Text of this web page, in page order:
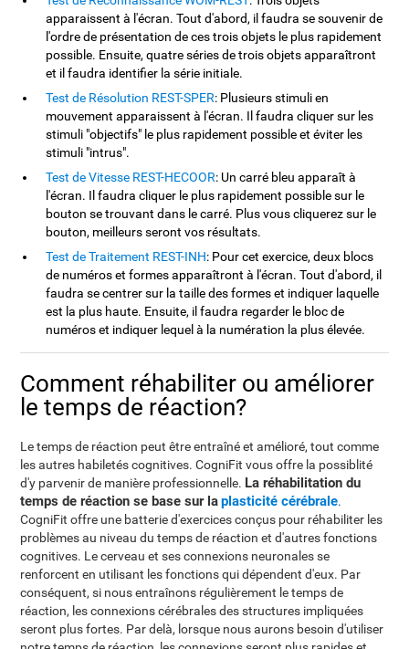
apparaissent à l'écran. Tout d'abord, il faudra se souvenir de
l'ordre de présentation de ces trois objets le plus rapidement
possible. Ensuite, quatre séries de trois objets apparaîtront
et il faudra identifier la série initiale.
Test de Résolution REST-SPER: Plusieurs stimuli en
mouvement apparaissent à l'écran. Il faudra cliquer sur les
stimuli "objectifs" le plus rapidement possible et éviter les
stimuli "intrus".
Test de Vitesse REST-HECOOR: Un carré bleu apparaît à
l'écran. Il faudra cliquer le plus rapidement possible sur le
bouton se trouvant dans le carré. Plus vous cliquerez sur le
bouton, meilleurs seront vos résultats.
Test de Traitement REST-INH: Pour cet exercice, deux blocs
de numéros et formes apparaîtront à l'écran. Tout d'abord, il
faudra se centrer sur la taille des formes et indiquer laquelle
est la plus haute. Ensuite, il faudra regarder le bloc de
numéros et indiquer lequel à la numération la plus élevée.
Comment réhabiliter ou améliorer
le temps de réaction?
Le temps de réaction peut être entraîné et amélioré, tout comme
les autres habiletés cognitives. CogniFit vous offre la possiblité
d'y parvenir de manière professionnelle. La réhabilitation du
temps de réaction se base sur laplasticité cérébrale.
CogniFit offre une batterie d'exercices conçus pour réhabiliter les
problèmes au niveau du temps de réaction et d'autres fonctions
cognitives. Le cerveau et ses connexions neuronales se
renforcent en utilisant les fonctions qui dépendent d'eux. Par
conséquent, si nous entraînons régulièrement le temps de
réaction, les connexions cérébrales des structures impliquées
seront plus fortes. Par delà, lorsque nous aurons besoin d'utiliser